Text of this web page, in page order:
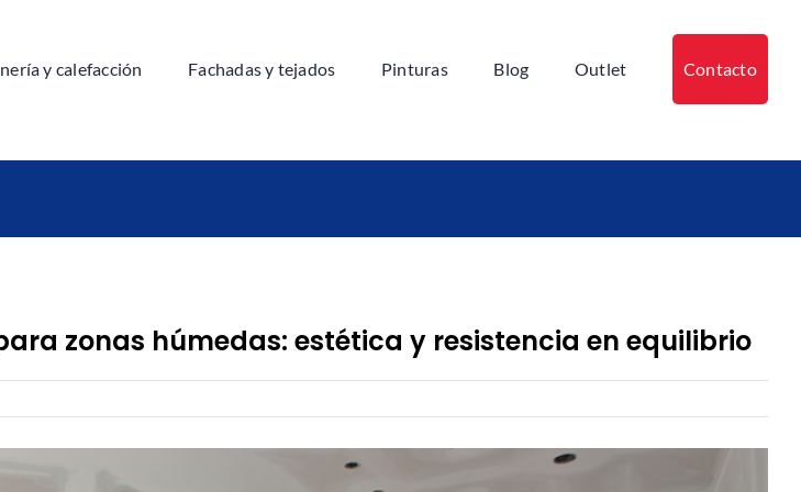
y calefacción Fachadas y tejados Pinturas Blog Outlet Contacto
zonas húmedas: estética y resistencia en equilibrio